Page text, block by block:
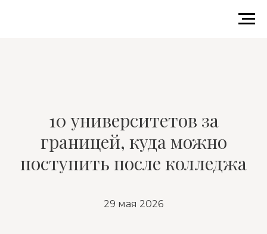
10 университетов за
границей, куда можно
поступить после колледжа
29 мая 2026